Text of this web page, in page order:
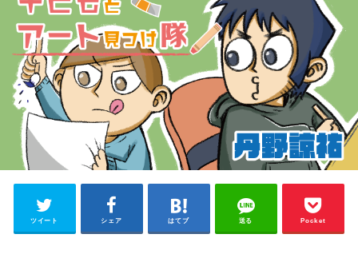
ツイート シェア はてブ 送る Pocket